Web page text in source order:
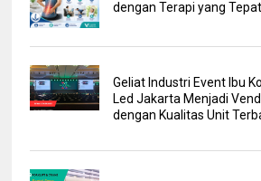
dengan Terapi yang Tepat
Geliat Industri Event Ibu
Led Jakarta Menjadi
dengan Kualitas Unit